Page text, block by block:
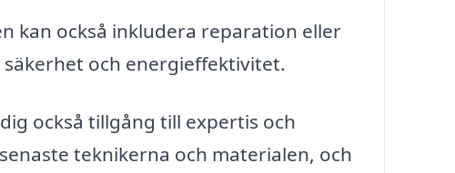
kan också inkludera reparation eller
och energieffektivitet.
också tillgång till expertis och
teknikerna och materialen, och